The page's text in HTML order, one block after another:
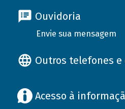
Ouvidoria
Envie sua mensagem
Outros telefones e
Acesso à